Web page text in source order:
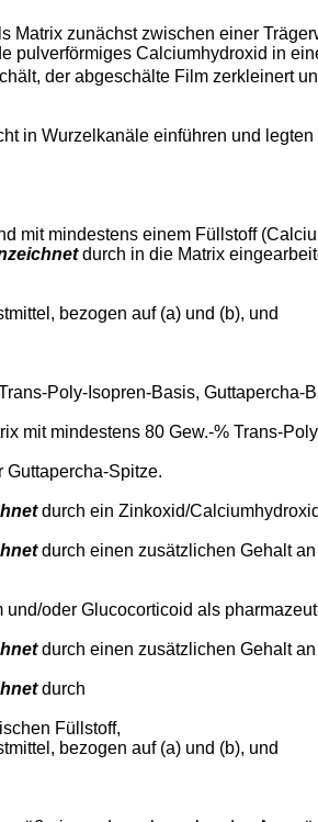
Matrix zunächst zwischen einer
pulverförmiges Calciumhydroxid in
der abgeschälte Film zerkleinert
in Wurzelkanäle einführen und
mit mindestens einem Füllstoff
durch in die Matrix
bezogen auf (a) und (b), und
Poly-Isopren-Basis, Guttapercha-
mit mindestens 80 Gew.-% Trans-
Guttapercha-Spitze.
durch ein Zinkoxid/
durch einen zusätzlichen Gehalt
oder Glucocorticoid als
durch einen zusätzlichen Gehalt
durch
Füllstoff,
bezogen auf (a) und (b), und